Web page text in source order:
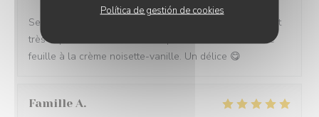
Política de gestión de cookies
Service impeccable et convivial. Nourriture excellente et
très copieuse. Je recommande particulièrement le mille
feuille à la crème noisette-vanille. Un délice 😋
Famille A